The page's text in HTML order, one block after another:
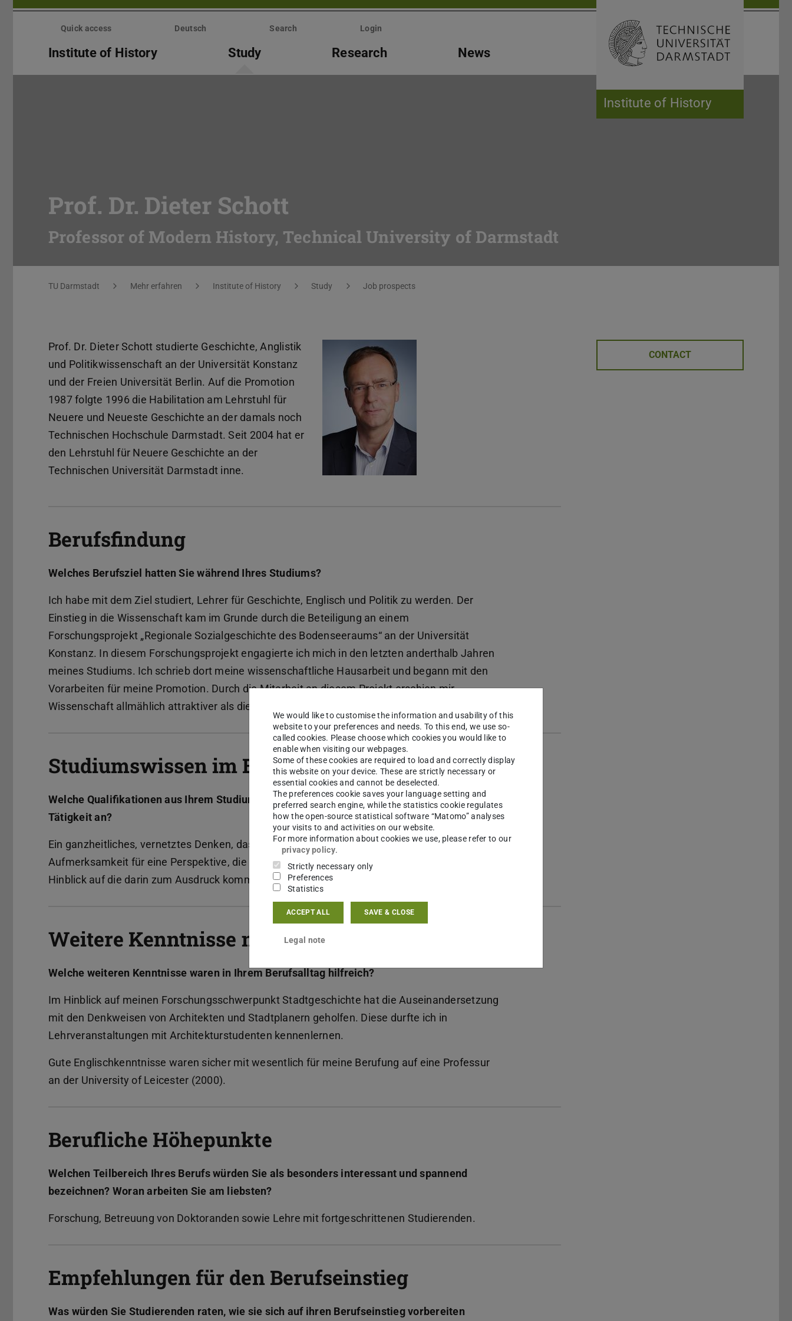
Skip
Institute of History
Quick access Deutsch Search Login
Institute of History Study Research News Open search
Prof. Dr. Dieter Schott
Professor of Modern History, Technical University of Darmstadt
You are here:
TU Darmstadt Mehr erfahren Institute of History Study Job prospects
Prof. Dr. Dieter Schott studierte Geschichte, Anglistik
und Politikwissenschaft an der Universität Konstanz
und der Freien Universität Berlin. Auf die Promotion
1987 folgte 1996 die Habilitation am Lehrstuhl für
Neuere und Neueste Geschichte an der damals noch
Technischen Hochschule Darmstadt. Seit 2004 hat er
den Lehrstuhl für Neuere Geschichte an der
Technischen Universität Darmstadt inne.
Berufsfindung
Welches Berufsziel hatten Sie während Ihres Studiums?
Ich habe mit dem Ziel studiert, Lehrer für Geschichte, Englisch und Politik zu werden. Der
Einstieg in die Wissenschaft kam im Grunde durch die Beteiligung an einem
Forschungsprojekt „Regionale Sozialgeschichte des Bodenseeraums“ an der Universität
Konstanz. In diesem Forschungsprojekt engagierte ich mich in den letzten anderthalb Jahren
meines Studiums. Ich schrieb dort meine wissenschaftliche Hausarbeit und begann mit den
Vorarbeiten für meine Promotion. Durch die Mitarbeit an diesem Projekt erschien mir
Wissenschaft allmählich attraktiver als die Schule.
Studiumswissen im Beruf
Welche Qualifikationen aus Ihrem Studium sehen Sie als besonders wertvoll für Ihre heutige
Tätigkeit an?
Ein ganzheitliches, vernetztes Denken, das Dinge in Zusammenhänge stellt; außerdem die
Aufmerksamkeit für eine Perspektive, die darauf abzielt, das Handeln historischer Akteure im
Hinblick auf die darin zum Ausdruck kommende soziale Logik zu verstehen.
Weitere Kenntnisse notwendig?
Welche weiteren Kenntnisse waren in Ihrem Berufsalltag hilfreich?
Im Hinblick auf meinen Forschungsschwerpunkt Stadtgeschichte hat die Auseinandersetzung
mit den Denkweisen von Architekten und Stadtplanern geholfen. Diese durfte ich in
Lehrveranstaltungen mit Architekturstudenten kennenlernen.
Gute Englischkenntnisse waren sicher mit wesentlich für meine Berufung auf eine Professur
an der University of Leicester (2000).
Berufliche Höhepunkte
Welchen Teilbereich Ihres Berufs würden Sie als besonders interessant und spannend
bezeichnen? Woran arbeiten Sie am liebsten?
Forschung, Betreuung von Doktoranden sowie Lehre mit fortgeschrittenen Studierenden.
Empfehlungen für den Berufseinstieg
Was würden Sie Studierenden raten, wie sie sich auf ihren Berufseinstieg vorbereiten
CONTACT
We would like to customise the information and usability of this
website to your preferences and needs. To this end, we use so-
called cookies. Please choose which cookies you would like to
enable when visiting our webpages.
Some of these cookies are required to load and correctly display
this website on your device. These are strictly necessary or
essential cookies and cannot be deselected.
The preferences cookie saves your language setting and
preferred search engine, while the statistics cookie regulates
how the open-source statistical software “Matomo” analyses
your visits to and activities on our website.
For more information about cookies we use, please refer to our
privacy policy.
Strictly necessary only
Preferences
Statistics
ACCEPT ALL SAVE & CLOSE
Legal note